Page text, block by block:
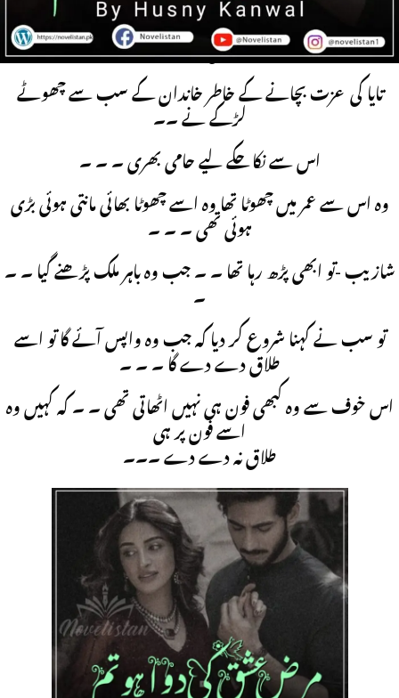
اس کی بارات نہیں آئی تھی ۔۔۔ دولہن بنی اسٹیج پر بیٹھی رہ گئی
تھی ۔۔۔
تایا کی عزت بچانے کے خاطر خاندان کے سب سے چھوٹے
لڑکے نے ۔۔
اس سے نکاحکے لیے حامی بھری ۔ ۔ ۔
وہ اس سے عمر میں چھوٹا تھا وہ اسے چھوٹا بھائی مانتی ہوئی بڑی
ہوئی تھی ۔ ۔ ۔
شازیب -تو ابھی پڑھ رہا تھا ۔ ۔ جب وہ باہر ملک پڑھنے گیا ۔ ۔
۔
تو سب نے کہنا شروع کر دیا کہ جب وہ واپس آئے گا تو اسے
طلاق دے دے گا ۔ ۔ ۔
اس خوف سے وہ کبھی فون ہی نہیں اٹھاتی تھی ۔ ۔ کہ کہیں وہ
اسے فون پر ہی
طلاق نہ دے دے ۔۔۔